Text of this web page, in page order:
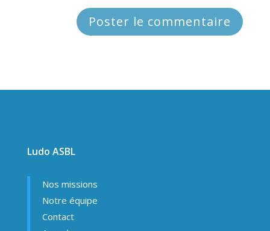
Ludo ASBL
Nos missions
Notre équipe
Contact